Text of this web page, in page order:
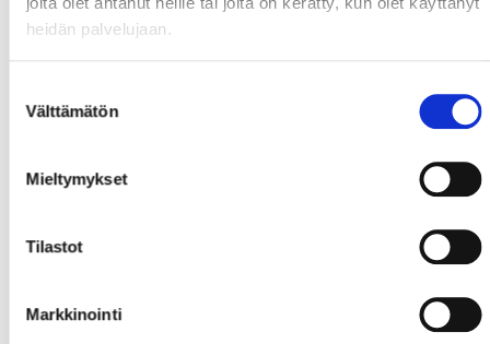
heidän palvelujaan.
valinta
Välttämätön
Mieltymykset
Tilastot
Markkinointi